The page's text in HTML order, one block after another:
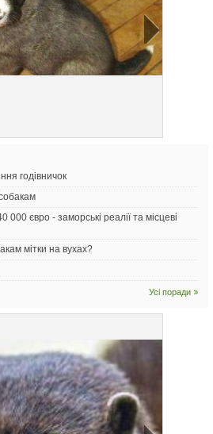
годівничок
євро - заморські реалії та місцеві
мітки на вухах?
Усі поради